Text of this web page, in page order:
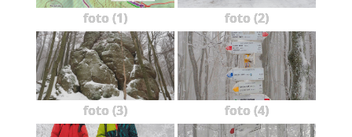
foto (1) foto (2)
foto (3) foto (4)